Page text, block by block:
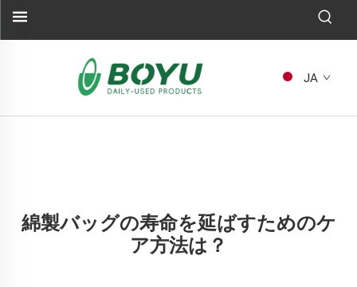
JA
綿製バッグの寿命を延ばすためのケ
ア方法は？